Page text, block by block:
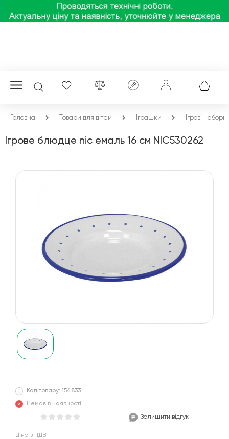
Головна Товари для дітей Іграшки Ігрові набори
Ігрове блюдце nic емаль 16 см NIC530262
Код товару: 154833
Немає в наявності
Залишити відгук
Ціна з ПДВ